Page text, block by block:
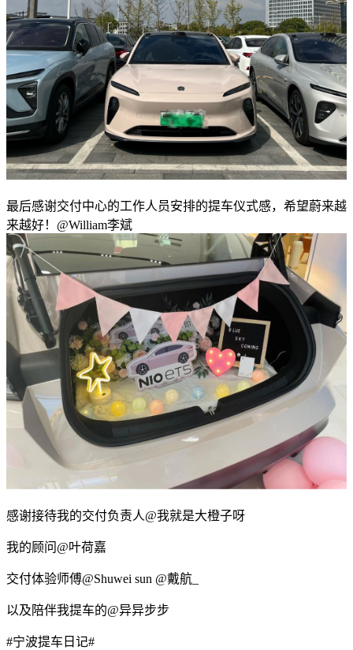
最后感谢交付中心的工作人员安排的提车仪式感，希望蔚来越
来越好！@William李斌
感谢接待我的交付负责人@我就是大橙子呀
我的顾问@叶荷嘉
交付体验师傅@Shuwei sun @戴航_
以及陪伴我提车的@异异步步
#宁波提车日记#